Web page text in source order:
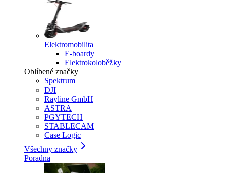
Elektromobilita
E-boardy
Elektrokoloběžky
Oblíbené značky
Spektrum
DJI
Rayline GmbH
ASTRA
PGYTECH
STABLECAM
Case Logic
Všechny značky
Poradna